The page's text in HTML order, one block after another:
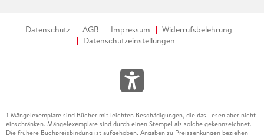
Datenschutz AGB Impressum
Widerrufsbelehrung
Datenschutzeinstellungen
1 Mängelexemplare sind Bücher mit leichten Beschädigungen, die das Lesen aber nicht
einschränken. Mängelexemplare sind durch einen Stempel als solche gekennzeichnet.
Die frühere Buchpreisbindung ist aufgehoben. Angaben zu Preissenkungen beziehen